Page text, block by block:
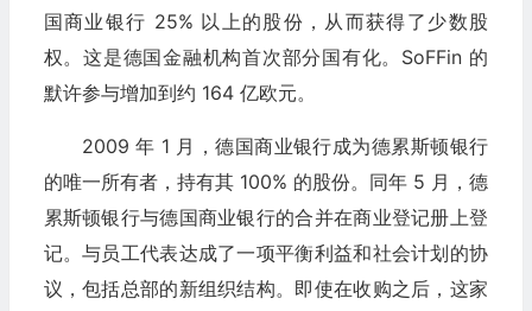
国商业银行 25% 以上的股份，从而获得了少数股
权。这是德国金融机构首次部分国有化。SoFFin 的
默许参与增加到约 164 亿欧元。
2009 年 1 月，德国商业银行成为德累斯顿银行
的唯一所有者，持有其 100% 的股份。同年 5 月，德
累斯顿银行与德国商业银行的合并在商业登记册上登
记。与员工代表达成了一项平衡利益和社会计划的协
议，包括总部的新组织结构。即使在收购之后，这家